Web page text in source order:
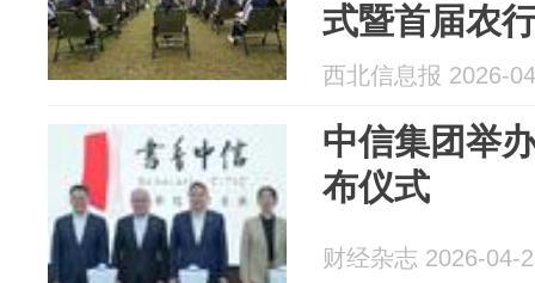
式暨首届农
频大赛启动
西北信息报 2026-
中信集团举
布仪式
财经杂志 2026-04-